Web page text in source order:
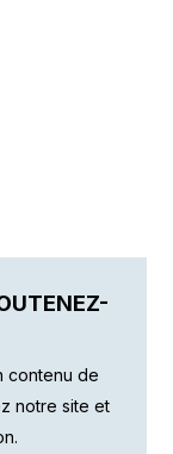
contenu de
notre site et